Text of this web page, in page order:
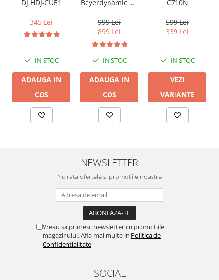
DJ HDJ-CUE1
345 Lei
IN STOC
ADAUGA IN
COS
Beyerdynamic DT
999 Lei
899 Lei
IN STOC
ADAUGA IN
COS
C710N
599 Lei
339 Lei
IN STOC
VEZI
VARIANTE
NEWSLETTER
Nu rata ofertele si promotiile noastre
Vreau sa primesc newsletter cu promotiile
magazinului. Afla mai multe in Politica de
Confidentialitate
SOCIAL